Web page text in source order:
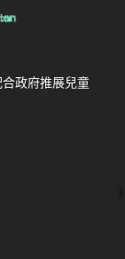
政府推展兒童